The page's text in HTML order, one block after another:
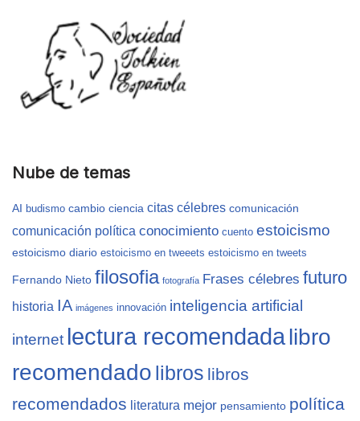
Nube de temas
AI budismo cambio ciencia citas célebres comunicación
comunicación política conocimiento cuento estoicismo
estoicismo diario estoicismo en tweeets estoicismo en tweets
Fernando Nieto filosofia fotografía Frases célebres futuro
historia IA imágenes innovación inteligencia artificial
internet lectura recomendadalibro
recomendado libros libros
recomendados literatura mejor pensamiento política